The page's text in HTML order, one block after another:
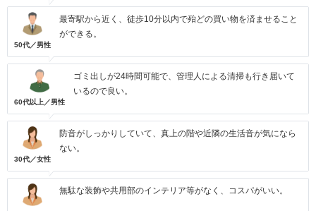
50代／男性
最寄駅から近く、徒歩10分以内で殆どの買い物を済ませること
ができる。
60代以上／男性
ゴミ出しが24時間可能で、管理人による清掃も行き届いて
いるので良い。
30代／女性
防音がしっかりしていて、真上の階や近隣の生活音が気になら
ない。
無駄な装飾や共用部のインテリア等がなく、コスパがいい。